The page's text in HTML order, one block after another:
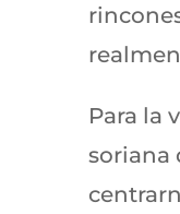
Para la
soriana